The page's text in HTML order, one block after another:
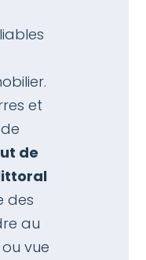
et
de
des
au
vue